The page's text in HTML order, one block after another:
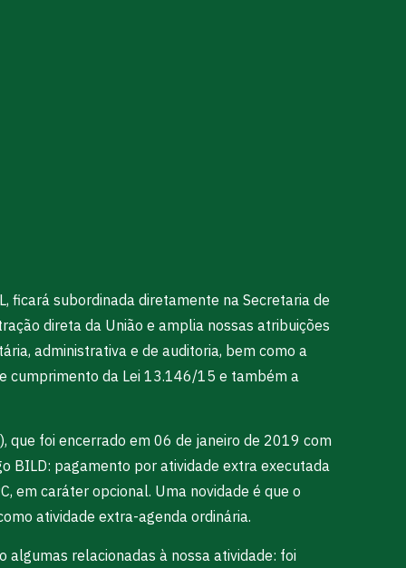
ficará subordinada diretamente na Secretaria de
direta da União e amplia nossas atribuições
administrativa e de auditoria, bem como a
cumprimento da Lei 13.146/15 e também a
que foi encerrado em 06 de janeiro de 2019 com
BILD: pagamento por atividade extra executada
em caráter opcional. Uma novidade é que o
atividade extra-agenda ordinária.
algumas relacionadas à nossa atividade: foi